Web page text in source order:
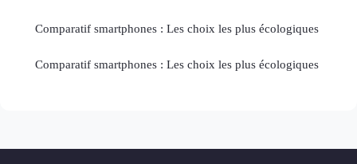
Comparatif smartphones : Les choix les plus écologiques
Comparatif smartphones : Les choix les plus écologiques